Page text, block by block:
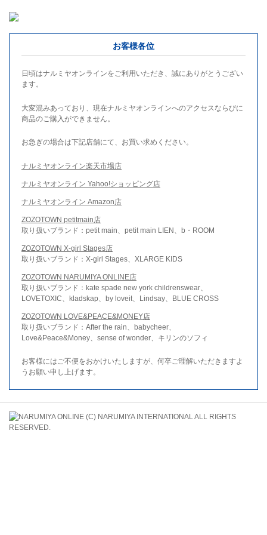
お客様各位
日頃はナルミヤオンラインをご利用いただき、誠にありがとうござい
ます。
大変混みあっており、現在ナルミヤオンラインへのアクセスならびに
商品のご購入ができません。
お急ぎの場合は下記店舗にて、お買い求めください。
ナルミヤオンライン楽天市場店
ナルミヤオンライン Yahoo!ショッピング店
ナルミヤオンライン Amazon店
ZOZOTOWN petitmain店
取り扱いブランド：petit main、petit main LIEN、b・ROOM
ZOZOTOWN X-girl Stages店
取り扱いブランド：X-girl Stages、XLARGE KIDS
ZOZOTOWN NARUMIYA ONLINE店
取り扱いブランド：kate spade new york childrenswear、
LOVETOXIC、kladskap、by loveit、Lindsay、BLUE CROSS
ZOZOTOWN LOVE&PEACE&MONEY店
取り扱いブランド：After the rain、babycheer、
Love&Peace&Money、sense of wonder、キリンのソフィ
お客様にはご不便をおかけいたしますが、何卒ご理解いただきますよ
うお願い申し上げます。